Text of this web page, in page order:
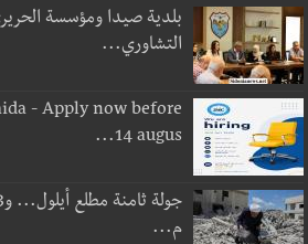
بلدية صيدا ومؤسسة
التشاوري...
- Apply now before
14 augus...
م...